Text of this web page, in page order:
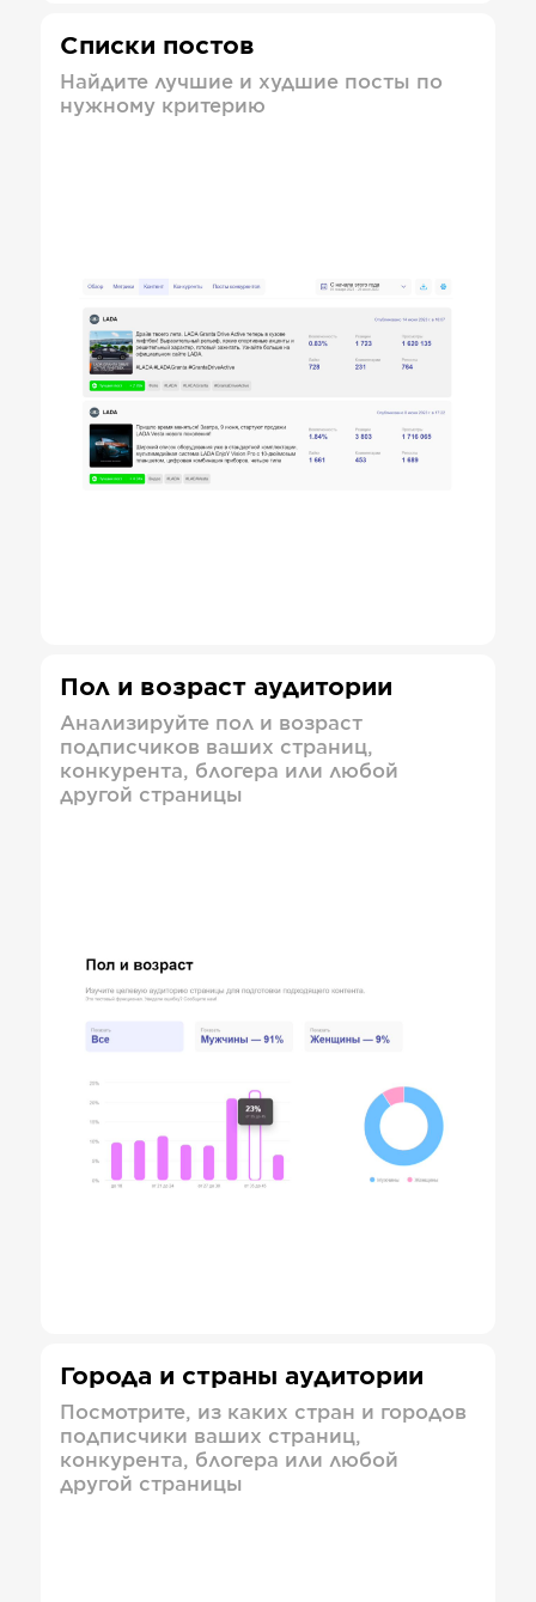
Списки постов
Найдите лучшие и худшие посты по
нужному критерию
Пол и возраст аудитории
Анализируйте пол и возраст
подписчиков ваших страниц,
конкурента, блогера или любой
другой страницы
Города и страны аудитории
Посмотрите, из каких стран и городов
подписчики ваших страниц,
конкурента, блогера или любой
другой страницы